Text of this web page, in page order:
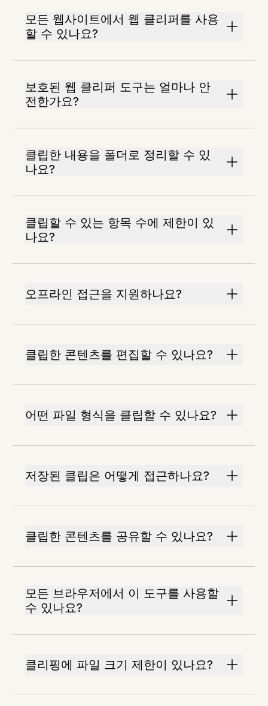
모든 웹사이트에서 웹 클리퍼를 사용
할 수 있나요?
보호된 웹 클리퍼 도구는 얼마나 안
전한가요?
클립한 내용을 폴더로 정리할 수 있
나요?
클립할 수 있는 항목 수에 제한이 있
나요?
오프라인 접근을 지원하나요?
클립한 콘텐츠를 편집할 수 있나요?
어떤 파일 형식을 클립할 수 있나요?
저장된 클립은 어떻게 접근하나요?
클립한 콘텐츠를 공유할 수 있나요?
모든 브라우저에서 이 도구를 사용할
수 있나요?
클리핑에 파일 크기 제한이 있나요?